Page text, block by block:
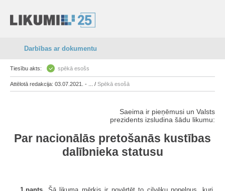
Darbības ar dokumentu
Tiesību akts: spēkā esošs
Attēlotā redakcija: 03.07.2021. - ... / Spēkā esošā
Saeima ir pieņēmusi un Valsts
prezidents izsludina šādu likumu:
Par nacionālās pretošanās kustības
dalībnieka statusu